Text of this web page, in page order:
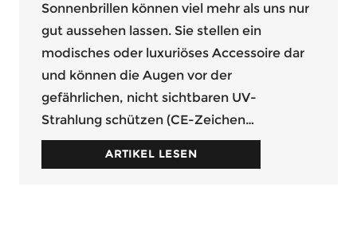
Sonnenbrillen können viel mehr als uns nur
gut aussehen lassen. Sie stellen ein
modisches oder luxuriöses Accessoire dar
und können die Augen vor der
gefährlichen, nicht sichtbaren UV-
Strahlung schützen (CE-Zeichen…
ARTIKEL LESEN